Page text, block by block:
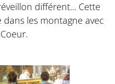
différent... Cette
les montagne avec